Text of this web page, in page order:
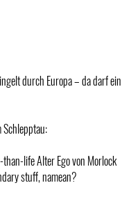
durch Europa – da darf ein
Schlepptau:
life Alter Ego von Morlock
stuff, namean?